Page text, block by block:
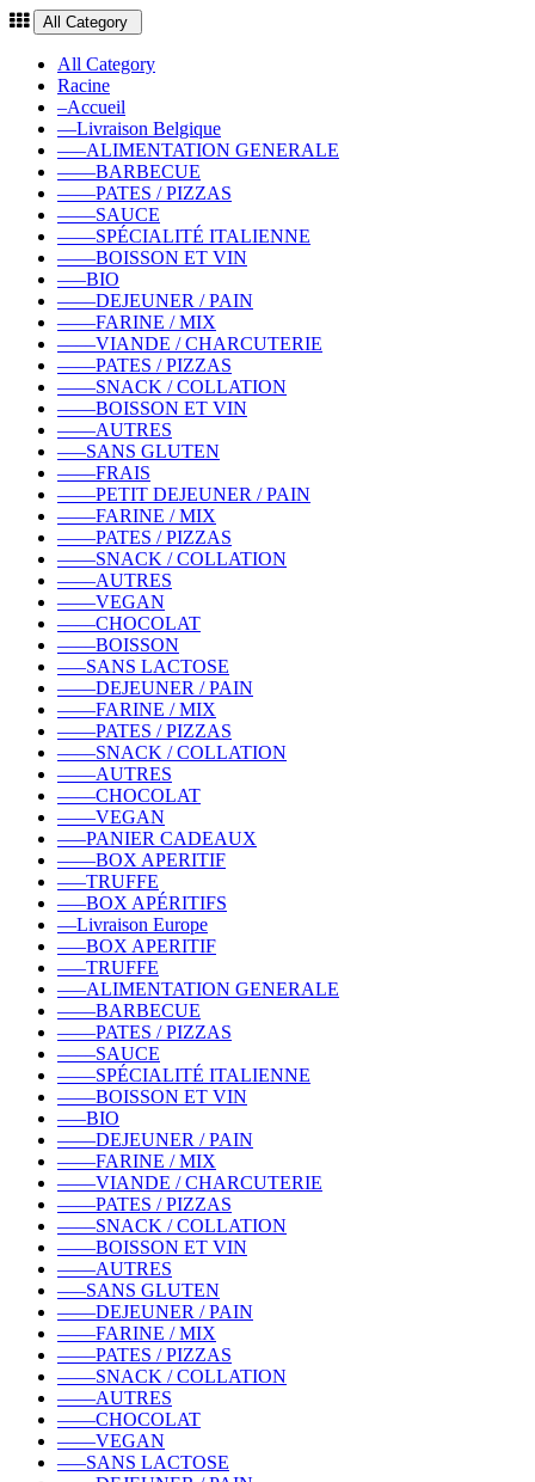
All Category
All Category
Racine
–Accueil
––Livraison Belgique
–––ALIMENTATION GENERALE
––––BARBECUE
––––PATES / PIZZAS
––––SAUCE
––––SPÉCIALITÉ ITALIENNE
––––BOISSON ET VIN
–––BIO
––––DEJEUNER / PAIN
––––FARINE / MIX
––––VIANDE / CHARCUTERIE
––––PATES / PIZZAS
––––SNACK / COLLATION
––––BOISSON ET VIN
––––AUTRES
–––SANS GLUTEN
––––FRAIS
––––PETIT DEJEUNER / PAIN
––––FARINE / MIX
––––PATES / PIZZAS
––––SNACK / COLLATION
––––AUTRES
––––VEGAN
––––CHOCOLAT
––––BOISSON
–––SANS LACTOSE
––––DEJEUNER / PAIN
––––FARINE / MIX
––––PATES / PIZZAS
––––SNACK / COLLATION
––––AUTRES
––––CHOCOLAT
––––VEGAN
–––PANIER CADEAUX
––––BOX APERITIF
–––TRUFFE
–––BOX APÉRITIFS
––Livraison Europe
–––BOX APERITIF
–––TRUFFE
–––ALIMENTATION GENERALE
––––BARBECUE
––––PATES / PIZZAS
––––SAUCE
––––SPÉCIALITÉ ITALIENNE
––––BOISSON ET VIN
–––BIO
––––DEJEUNER / PAIN
––––FARINE / MIX
––––VIANDE / CHARCUTERIE
––––PATES / PIZZAS
––––SNACK / COLLATION
––––BOISSON ET VIN
––––AUTRES
–––SANS GLUTEN
––––DEJEUNER / PAIN
––––FARINE / MIX
––––PATES / PIZZAS
––––SNACK / COLLATION
––––AUTRES
––––CHOCOLAT
––––VEGAN
–––SANS LACTOSE